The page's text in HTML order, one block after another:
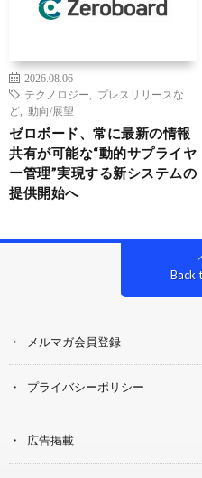
2026.08.06
テクノロジー
プレスリリースな
ど
動向/展望
ゼロボード、常に最新の情報
共有が可能な“動的サプライヤ
ー管理”実現する新システムの
提供開始へ
Back
メルマガ会員登録
プライバシーポリシー
広告掲載